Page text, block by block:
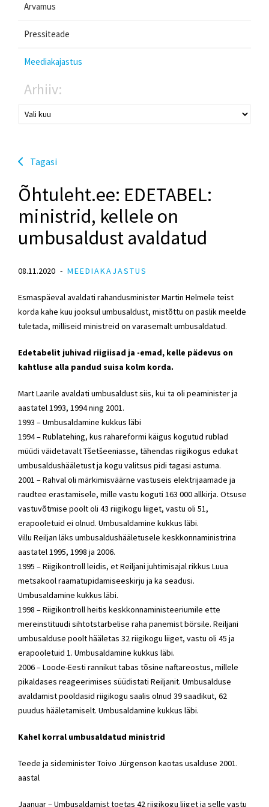
Arvamus
Pressiteade
Meediakajastus
Arhiiv:
Tagasi
Õhtuleht.ee: EDETABEL:
ministrid, kellele on
umbusaldust avaldatud
08.11.2020 MEEDIAKAJASTUS
Esmaspäeval avaldati rahandusministerMartin Helmele teist
korda kahe kuu jooksul umbusaldust, mistõttu on paslik meelde
tuletada, milliseid ministreid on varasemalt umbusaldatud.
Edetabelit juhivad riigiisad ja -emad, kelle pädevus on
kahtluse alla pandud suisa kolm korda.
Mart Laarile avaldati umbusaldust siis, kui ta oli peaminister ja
aastatel 1993, 1994 ning 2001.
1993 – Umbusaldamine kukkus läbi
1994 – Rublatehing, kus rahareformi käigus kogutud rublad
müüdi väidetavalt Tšetšeeniasse, tähendas riigikogus edukat
umbusaldushääletust ja kogu valitsus pidi tagasi astuma.
2001 – Rahval oli märkimisväärne vastuseis elektrijaamade ja
raudtee erastamisele, mille vastu koguti 163 000 allkirja. Otsuse
vastuvõtmise poolt oli 43 riigikogu liiget, vastu oli 51,
erapooletuid ei olnud. Umbusaldamine kukkus läbi.
Villu Reiljan läks umbusaldushääletusele keskkonnaministrina
aastatel 1995, 1998 ja 2006.
1995 – Riigikontroll leidis, et Reiljani juhtimisajal rikkus Luua
metsakool raamatupidamiseeskirju ja ka seadusi.
Umbusaldamine kukkus läbi.
1998 – Riigikontroll heitis keskkonnaministeeriumile ette
mereinstituudi sihtotstarbelise raha panemist börsile. Reiljani
umbusalduse poolt hääletas 32 riigikogu liiget, vastu oli 45 ja
erapooletuid 1. Umbusaldamine kukkus läbi.
2006 – Loode-Eesti rannikut tabas tõsine naftareostus, millele
pikaldases reageerimises süüdistati Reiljanit. Umbusalduse
avaldamist pooldasid riigikogu saalis olnud 39 saadikut, 62
puudus hääletamiselt. Umbusaldamine kukkus läbi.
Kahel korral umbusaldatud ministrid
Teede ja sideminister Toivo Jürgenson kaotas usalduse 2001.
aastal
Jaanuar – Umbusaldamist toetas 42 riigikogu liiget ja selle vastu